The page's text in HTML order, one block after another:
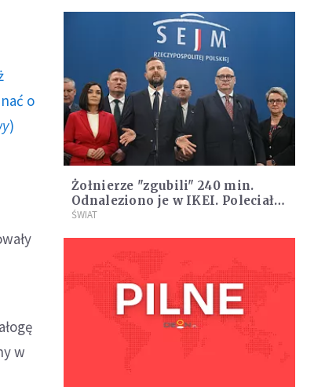
o
)
w
Żołnierze "zgubili" 240 min.
Odnaleziono je w IKEI. Poleciały
głowy
ŚWIAT